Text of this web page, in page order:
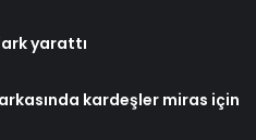
yarattı
kardeşler miras için